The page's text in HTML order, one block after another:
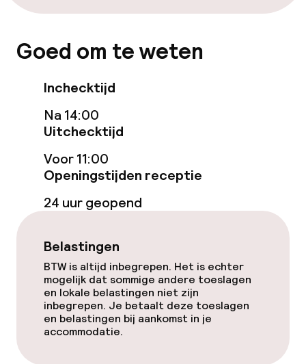
Wasservice
Zakelijke faciliteiten
Conferentieruimte
Beleid
Overal rookvrij
Goed om te weten
Inchecktijd
Na 14:00
Uitchecktijd
Voor 11:00
Openingstijden receptie
24 uur geopend
Belastingen
BTW is altijd inbegrepen. Het is echter
mogelijk dat sommige andere toeslagen
en lokale belastingen niet zijn
inbegrepen. Je betaalt deze toeslagen
en belastingen bij aankomst in je
accommodatie.